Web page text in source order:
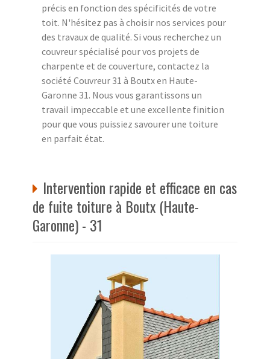
précis en fonction des spécificités de votre
toit. N'hésitez pas à choisir nos services pour
des travaux de qualité. Si vous recherchez un
couvreur spécialisé pour vos projets de
charpente et de couverture, contactez la
société Couvreur 31 à Boutx en Haute-
Garonne 31. Nous vous garantissons un
travail impeccable et une excellente finition
pour que vous puissiez savourer une toiture
en parfait état.
Intervention rapide et efficace en cas
de fuite toiture à Boutx (Haute-
Garonne) - 31